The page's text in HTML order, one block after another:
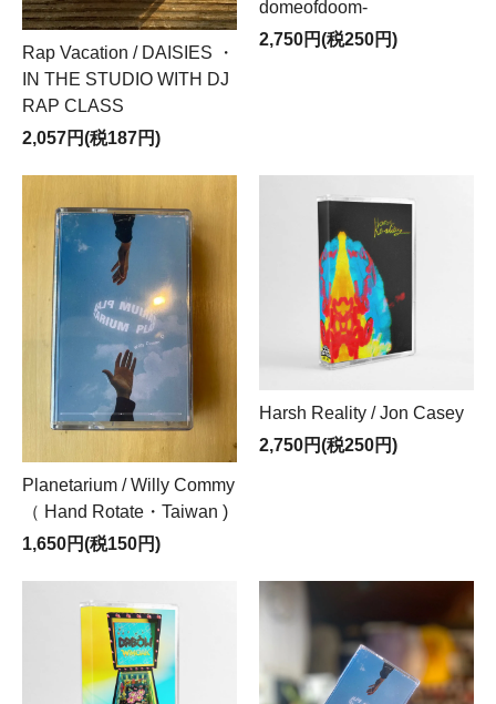
Rap Vacation / DAISIES ・
IN THE STUDIO WITH DJ
RAP CLASS
2,057円(税187円)
domeofdoom-
2,750円(税250円)
Planetarium / Willy Commy
（ Hand Rotate・Taiwan )
1,650円(税150円)
Harsh Reality / Jon Casey
2,750円(税250円)